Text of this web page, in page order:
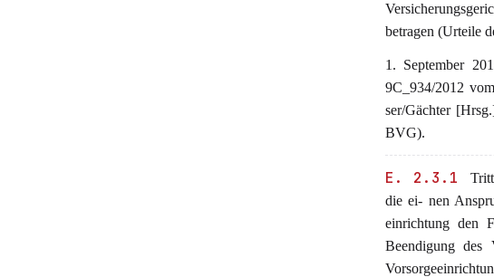
betragen (Urteile
1. September
9C_934/2012
ser/Gächter
BVG).
E. 2.3.1
die ei- nen
einrichtung den
Beendigung des